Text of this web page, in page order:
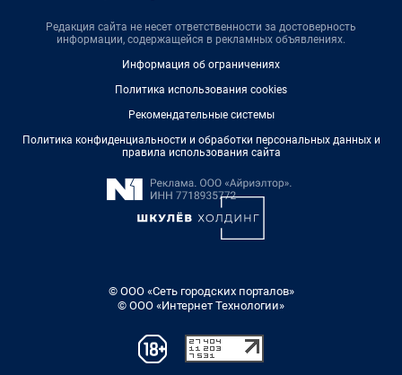
Редакция сайта не несет ответственности за достоверность
информации, содержащейся в рекламных объявлениях.
Информация об ограничениях
Политика использования cookies
Рекомендательные системы
Политика конфиденциальности и обработки персональных данных и
правила использования сайта
© ООО «Сеть городских порталов»
© ООО «Интернет Технологии»